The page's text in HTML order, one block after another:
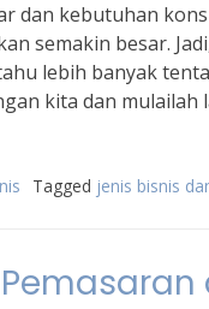
dan kebutuhan
semakin besar.
lebih banyak
kita dan mulailah
Tagged jenis bisnis